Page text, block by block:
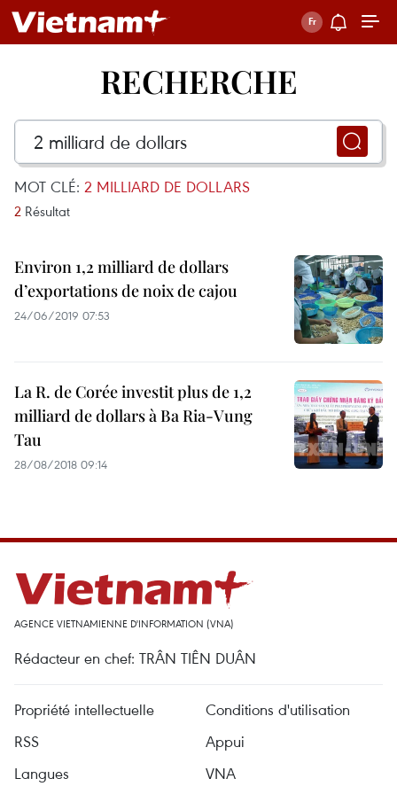
RECHERCHE
MOT CLÉ: 2 MILLIARD DE DOLLARS
2 Résultat
Environ 1,2 milliard de dollars
d’exportations de noix de cajou
24/06/2019 07:53
La R. de Corée investit plus de 1,2
milliard de dollars à Ba Ria-Vung
Tau
28/08/2018 09:14
AGENCE VIETNAMIENNE D'INFORMATION (VNA)
Rédacteur en chef: TRÂN TIÊN DUÂN
Propriété intellectuelle
Conditions d'utilisation
RSS
Appui
Langues
VNA